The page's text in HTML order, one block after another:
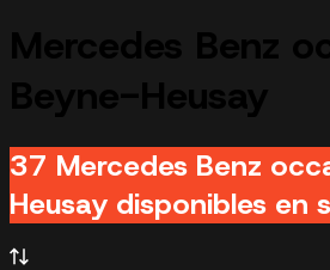
37 Mercedes Benz
Heusay disponibles en